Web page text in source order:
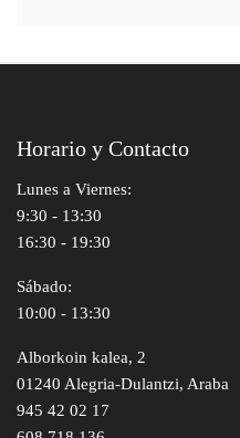
Horario y Contacto
Lunes a Viernes:
9:30 - 13:30
16:30 - 19:30
Sábado:
10:00 - 13:30
Alborkoin kalea, 2
01240 Alegria-Dulantzi, Araba
945 42 02 17